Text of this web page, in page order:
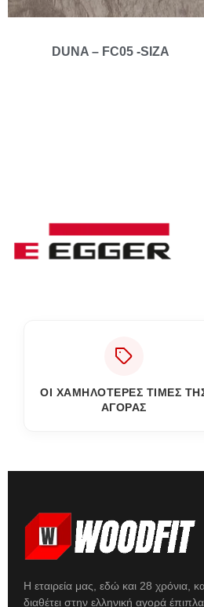
DUNA – FC05 -SIZA
ΟΙ ΧΑΜΗΛΟΤΕΡΕΣ ΤΙΜΕΣ
ΑΓΟΡΑΣ
Η εταιρεία μας, εδώ και 28 χρόνια,
διαθέτει στην ελληνική αγορά έπιπλα